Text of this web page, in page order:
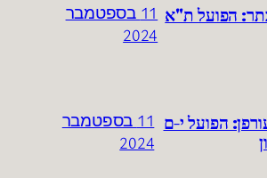
הפועל ת"א
11 בספטמבר
2024
הפועל י-ם
11 בספטמבר
2024